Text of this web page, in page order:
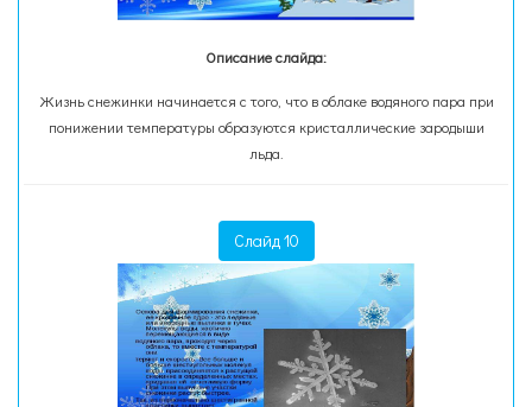
Описание слайда:
Жизнь снежинки начинается с того, что в облаке водяного пара при
понижении температуры образуются кристаллические зародыши
льда.
Слайд 10